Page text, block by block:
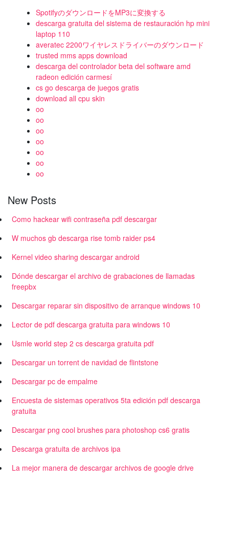
SpotifyのダウンロードをMP3に変換する
descarga gratuita del sistema de restauración hp mini
laptop 110
averatec 2200ワイヤレスドライバーのダウンロード
trusted mms apps download
descarga del controlador beta del software amd
radeon edición carmesí
cs go descarga de juegos gratis
download all cpu skin
oo
oo
oo
oo
oo
oo
oo
New Posts
Como hackear wifi contraseña pdf descargar
W muchos gb descarga rise tomb raider ps4
Kernel video sharing descargar android
Dónde descargar el archivo de grabaciones de llamadas
freepbx
Descargar reparar sin dispositivo de arranque windows 10
Lector de pdf descarga gratuita para windows 10
Usmle world step 2 cs descarga gratuita pdf
Descargar un torrent de navidad de flintstone
Descargar pc de empalme
Encuesta de sistemas operativos 5ta edición pdf descarga
gratuita
Descargar png cool brushes para photoshop cs6 gratis
Descarga gratuita de archivos ipa
La mejor manera de descargar archivos de google drive